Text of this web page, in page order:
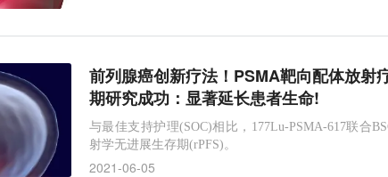
前列腺癌创新疗法！PSMA靶向配体放射
期研究成功：显著延长患者生命!
与最佳支持护理(SOC)相比，177Lu-PSMA-617联合
射学无进展生存期(rPFS)。
2021-06-05